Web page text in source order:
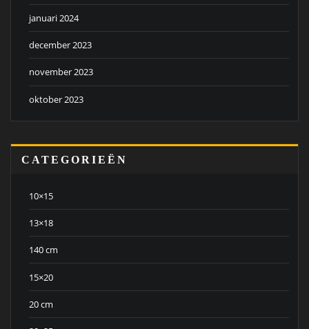
januari 2024
december 2023
november 2023
oktober 2023
CATEGORIEËN
10×15
13×18
140 cm
15×20
20 cm